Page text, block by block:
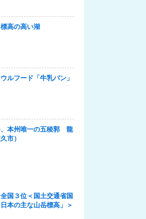
高の高い湖
ルフード「牛乳パン」
、本州唯一の五稜郭 龍
市）
国３位＜国土交通省国
本の主な山岳標高」＞